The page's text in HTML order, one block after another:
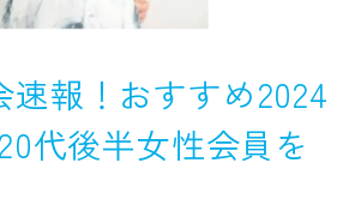
速報！おすすめ2024
代後半女性会員を